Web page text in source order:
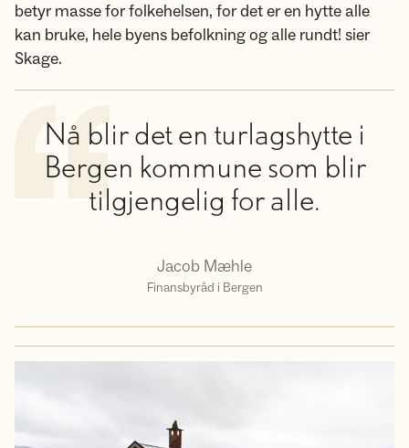
betyr masse for folkehelsen, for det er en hytte alle
kan bruke, hele byens befolkning og alle rundt! sier
Skage.
Nå blir det en turlagshytte i
Bergen kommune som blir
tilgjengelig for alle.
Jacob Mæhle
Finansbyråd i Bergen